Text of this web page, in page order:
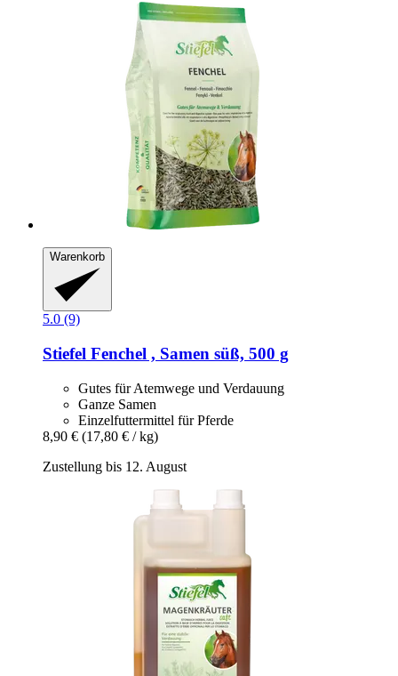
Warenkorb
5.0 (9)
Stiefel Fenchel , Samen süß, 500 g
Gutes für Atemwege und Verdauung
Ganze Samen
Einzelfuttermittel für Pferde
8,90 € (17,80 € / kg)
Zustellung bis 12. August